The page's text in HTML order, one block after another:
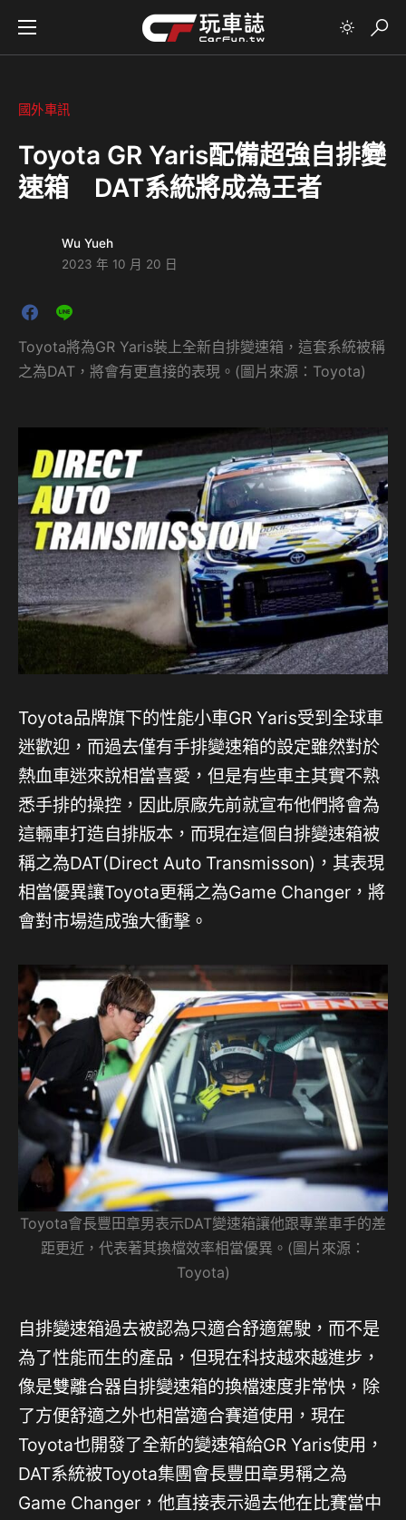
國外車訊
Toyota GR Yaris配備超強自排變
速箱 DAT系統將成為王者
Wu Yueh
2023 年 10 月 20 日
Toyota將為GR Yaris裝上全新自排變速箱，這套系統被稱
之為DAT，將會有更直接的表現。(圖片來源：Toyota)
Toyota品牌旗下的性能小車GR Yaris受到全球車
迷歡迎，而過去僅有手排變速箱的設定雖然對於
熱血車迷來說相當喜愛，但是有些車主其實不熟
悉手排的操控，因此原廠先前就宣布他們將會為
這輛車打造自排版本，而現在這個自排變速箱被
稱之為DAT(Direct Auto Transmisson)，其表現
相當優異讓Toyota更稱之為Game Changer，將
會對市場造成強大衝擊。
Toyota會長豐田章男表示DAT變速箱讓他跟專業車手的差
距更近，代表著其換檔效率相當優異。(圖片來源：
Toyota)
自排變速箱過去被認為只適合舒適駕駛，而不是
為了性能而生的產品，但現在科技越來越進步，
像是雙離合器自排變速箱的換檔速度非常快，除
了方便舒適之外也相當適合賽道使用，現在
Toyota也開發了全新的變速箱給GR Yaris使用，
DAT系統被Toyota集團會長豐田章男稱之為
Game Changer，他直接表示過去他在比賽當中